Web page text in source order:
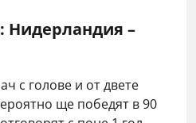
Нидерландия –
с голове и от двете
ще победят в 90